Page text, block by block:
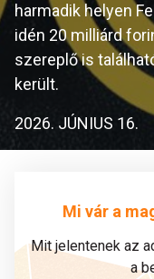
harmadik helyen
idén 20 milliárd
szereplő is
került.
2026. JÚNIUS 16.
Mi vár a
Mit jelentenek az
a